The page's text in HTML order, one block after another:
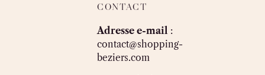
CONTACT
Adresse e-mail :
contact@shopping-
beziers.com